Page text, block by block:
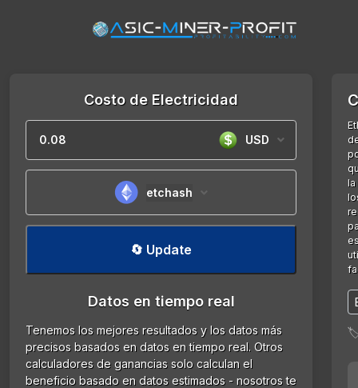
Costo de Electricidad
USD
etchash
🔄 Update
Datos en tiempo real
Tenemos los mejores resultados y los datos más
precisos basados en datos en tiempo real. Otros
calculadores de ganancias solo calculan el
beneficio basado en datos estimados - nosotros te
🏷️